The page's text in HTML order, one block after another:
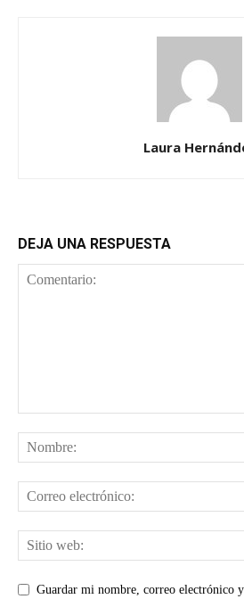
Laura
DEJA UNA RESPUESTA
Guardar mi nombre, correo electrónico